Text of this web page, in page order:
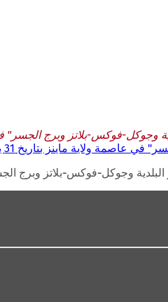
فوكس-بلاتز وبرج الجسر" في عاصمة
ولاية ماينز بتاريخ 31 يناير 2006
وجوكل-فوكس-بلاتز وبرج الجسر" في